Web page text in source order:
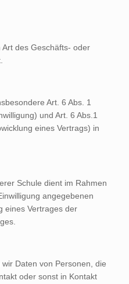
des Geschäfts- oder
Art. 6 Abs. 1
und Art. 6 Abs.1
eines Vertrags) in
Schule dient im Rahmen
angegebenen
eines Vertrages der
Daten von Personen, die
oder sonst in Kontakt